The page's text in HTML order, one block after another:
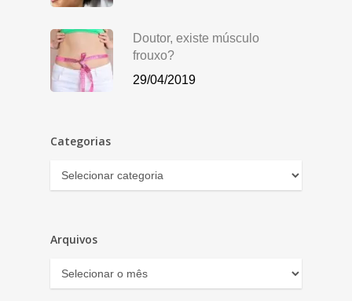
Doutor, existe músculo
frouxo?
29/04/2019
Categorias
Categorias
Arquivos
Arquivos